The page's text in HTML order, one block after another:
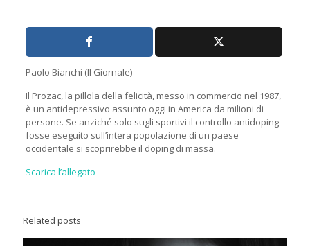
Paolo Bianchi (Il Giornale)
Il Prozac, la pillola della felicità, messo in commercio nel 1987,
è un antidepressivo assunto oggi in America da milioni di
persone. Se anziché solo sugli sportivi il controllo antidoping
fosse eseguito sull’intera popolazione di un paese
occidentale si scoprirebbe il doping di massa.
Scarica l’allegato
Related posts